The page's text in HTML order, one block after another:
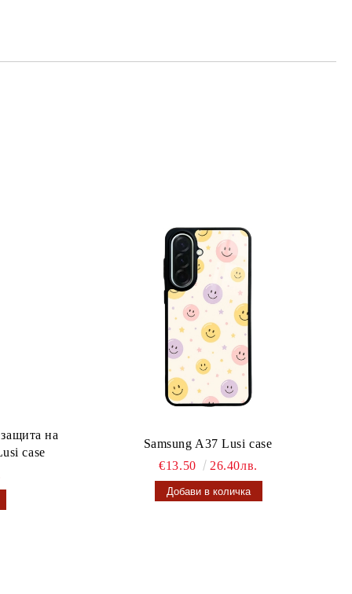
на
case
Samsung A37 Lusi case
€13.50
26.40лв.